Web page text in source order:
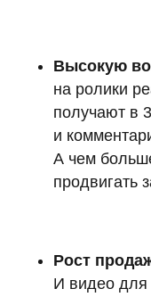
Высокую
на ролики
получают в
и
А чем
продвигать
Рост
И видео для